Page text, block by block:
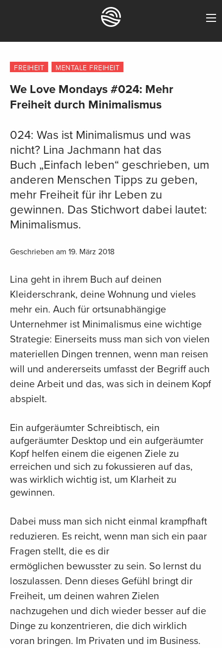
FREIHEIT MENTALE FREIHEIT
We Love Mondays #024: Mehr
Freiheit durch Minimalismus
024: Was ist Minimalismus und was
nicht? Lina Jachmann hat das
Buch „Einfach leben“ geschrieben, um
anderen Menschen Tipps zu geben,
mehr Freiheit für ihr Leben zu
gewinnen. Das Stichwort dabei lautet:
Minimalismus.
Geschrieben am 19. März 2018
Lina geht in ihrem Buch auf deinen
Kleiderschrank, deine Wohnung und vieles
mehr ein. Auch für ortsunabhängige
Unternehmer ist Minimalismus eine wichtige
Strategie: Einerseits muss man sich von vielen
materiellen Dingen trennen, wenn man reisen
will und andererseits umfasst der Begriff auch
deine Arbeit und das, was sich in deinem Kopf
abspielt.
Ein aufgeräumter Schreibtisch, ein
aufgeräumter Desktop und ein aufgeräumter
Kopf helfen einem die eigenen Ziele zu
erreichen und sich zu fokussieren auf das,
was wirklich wichtig ist, um Klarheit zu
gewinnen.
Dabei muss man sich nicht einmal krampfhaft
reduzieren. Es reicht, wenn man sich ein paar
Fragen stellt, die es dir
ermöglichen bewusster zu sein. So lernst du
loszulassen. Denn dieses Gefühl bringt dir
Freiheit, um deinen wahren Zielen
nachzugehen und dich wieder besser auf die
Dinge zu konzentrieren, die dich wirklich
voran bringen. Im Privaten und im Business.